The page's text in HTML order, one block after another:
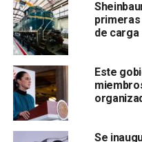
de carga
Este
Se